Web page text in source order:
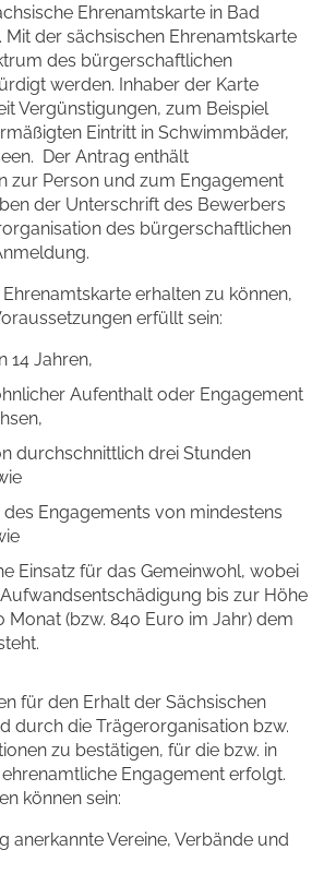
Ehrenamtskarte in Bad
Mit der sächsischen Ehrenamtskarte
des bürgerschaftlichen
werden. Inhaber der Karte
Vergünstigungen, zum Beispiel
Eintritt in Schwimmbäder,
Der Antrag enthält
zur Person und zum Engagement
der Unterschrift des Bewerbers
des bürgerschaftlichen
erhalten zu können,
erfüllt sein:
14 Jahren,
Aufenthalt oder Engagement
durchschnittlich drei Stunden
Engagements von mindestens
Einsatz für das Gemeinwohl, wobei
bis zur Höhe
Monat (bzw. 840 Euro im Jahr) dem
für den Erhalt der Sächsischen
durch die Trägerorganisation bzw.
zu bestätigen, für die bzw. in
Engagement erfolgt.
können sein:
anerkannte Vereine, Verbände und